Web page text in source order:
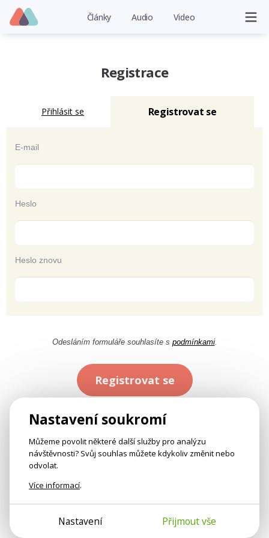
Články Audio Video
Registrace
Přihlásit se Registrovat se
E-mail
Heslo
Heslo znovu
Odesláním formuláře souhlasíte s podmínkami.
Registrovat se
Nastavení soukromí
Můžeme povolit některé další služby pro analýzu
návštěvnosti? Svůj souhlas můžete kdykoliv změnit nebo
odvolat.
Více informací.
Nastavení Přijmout vše